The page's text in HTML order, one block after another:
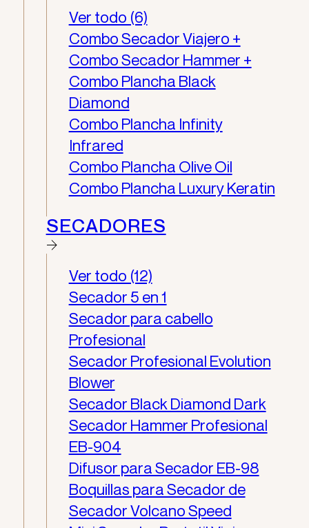
Ver todo (6)
Combo Secador Viajero +
Combo Secador Hammer +
Combo Plancha Black
Diamond
Combo Plancha Infinity
Infrared
Combo Plancha Olive Oil
Combo Plancha Luxury Keratin
SECADORES
Ver todo (12)
Secador 5 en 1
Secador para cabello
Profesional
Secador Profesional Evolution
Blower
Secador Black Diamond Dark
Secador Hammer Profesional
EB-904
Difusor para Secador EB-98
Boquillas para Secador de
Secador Volcano Speed